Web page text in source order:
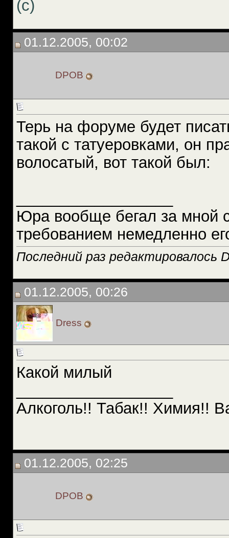
(с)
01.12.2005, 00:02
DPOB
Терь на форуме будет
такой с татуеровками, он
волосатый, вот такой был:
Юра вообще бегал за мной
требованием немедленно
Последний раз редактировалось
01.12.2005, 00:26
Dress
Какой милый
Алкоголь!! Табак!! Химия!!
01.12.2005, 02:25
DPOB